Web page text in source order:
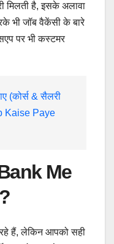
मिलती है, इसके अलावा
भी जॉब वैकेंसी के बारे
पर भी कस्टमर
(कोर्स & सैलरी
Kaise Paye
Me
हैं, लेकिन आपको सही